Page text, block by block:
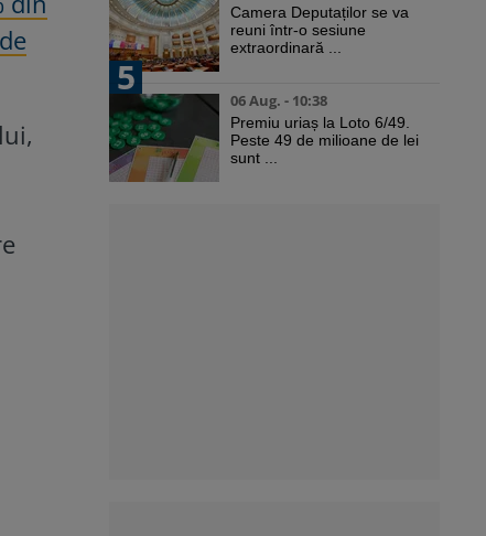
Camera Deputaților se va
reuni într-o sesiune
extraordinară ...
5
06 Aug. - 10:38
Premiu uriaș la Loto 6/49.
Peste 49 de milioane de lei
sunt ...